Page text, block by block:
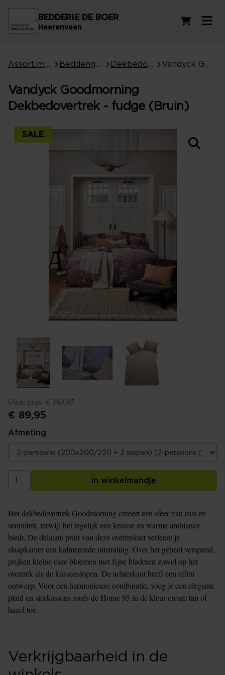
BEDDERIE DE BOER
Heerenveen
Vandyck Goodmorning
Dekbedovertrek - fudge (Bruin)
SALE
Oude prijs:€ 169,95
€ 89,95
Afmeting
in winkelmandje
Het dekbedovertrek Goodmorning creëert een sfeer van rust en
sereniteit, terwijl het tegelijk een knusse en warme ambiance
biedt. De delicate print van deze overtrekset verleent je
slaapkamer een kalmerende uitstraling. Over het geheel verspreid,
prijken kleine roze bloemen met fijne bladeren zowel op het
overtrek als de kussenslopen. De achterkant heeft een effen
ontwerp. Voor een harmonieuze combinatie, voeg je een elegante
plaid en sierkussens zoals de Home 95 in de kleur cream tan of
hazel toe.
Verkrijgbaarheid in de